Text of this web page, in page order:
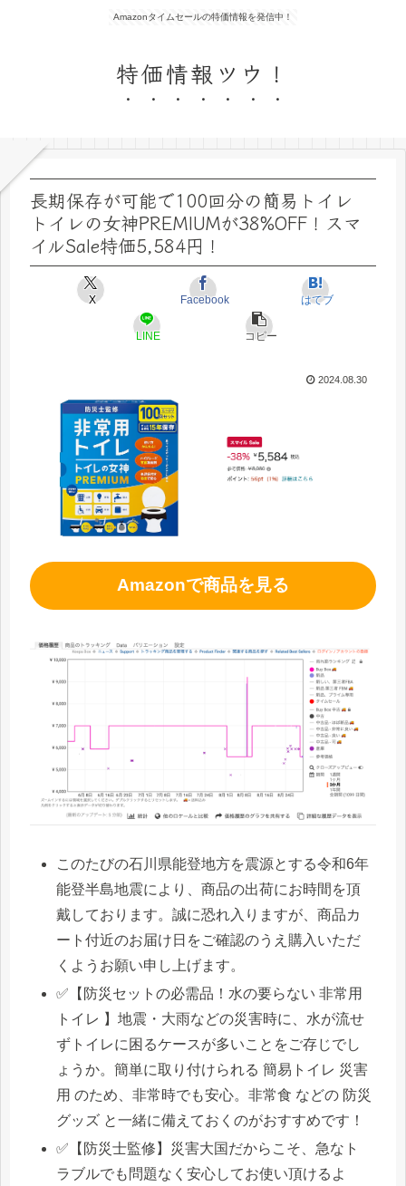
Amazonタイムセールの特価情報を発信中！
特価情報ツウ！
長期保存が可能で100回分の簡易トイレ
トイレの女神PREMIUMが38%OFF！スマ
イルSale特価5,584円！
X Facebook はてブ
LINE コピー
2024.08.30
Amazonで商品を見る
このたびの石川県能登地方を震源とする令和6年
能登半島地震により、商品の出荷にお時間を頂
戴しております。誠に恐れ入りますが、商品カ
ート付近のお届け日をご確認のうえ購入いただ
くようお願い申し上げます。
✅【防災セットの必需品！水の要らない 非常用
トイレ 】地震・大雨などの災害時に、水が流せ
ずトイレに困るケースが多いことをご存じでし
ょうか。簡単に取り付けられる 簡易トイレ 災害
用 のため、非常時でも安心。非常食 などの 防災
グッズ と一緒に備えておくのがおすすめです！
✅【防災士監修】災害大国だからこそ、急なト
ラブルでも問題なく安心してお使い頂けるよ